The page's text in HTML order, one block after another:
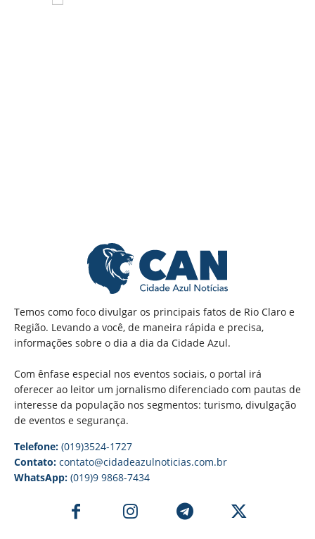
Temos como foco divulgar os principais fatos de Rio Claro e
Região. Levando a você, de maneira rápida e precisa,
informações sobre o dia a dia da Cidade Azul.
Com ênfase especial nos eventos sociais, o portal irá
oferecer ao leitor um jornalismo diferenciado com pautas de
interesse da população nos segmentos: turismo, divulgação
de eventos e segurança.
Telefone: (019)3524-1727
Contato: contato@cidadeazulnoticias.com.br
WhatsApp: (019)9 9868-7434